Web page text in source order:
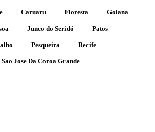
Caruaru Floresta Goiana
Junco do Seridó Patos
Pesqueira Recife
Sao Jose Da Coroa Grande